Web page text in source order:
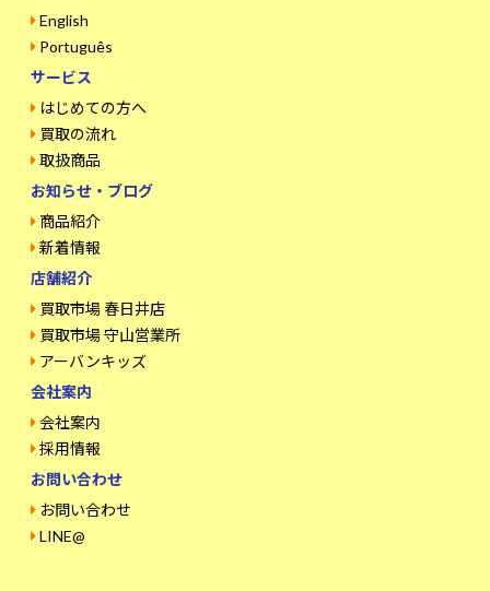
English
Português
サービス
はじめての方へ
買取の流れ
取扱商品
お知らせ・ブログ
商品紹介
新着情報
店舗紹介
買取市場 春日井店
買取市場 守山営業所
アーバンキッズ
会社案内
会社案内
採用情報
お問い合わせ
お問い合わせ
LINE@